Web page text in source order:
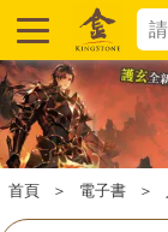
首頁 ＞ 電子書 ＞